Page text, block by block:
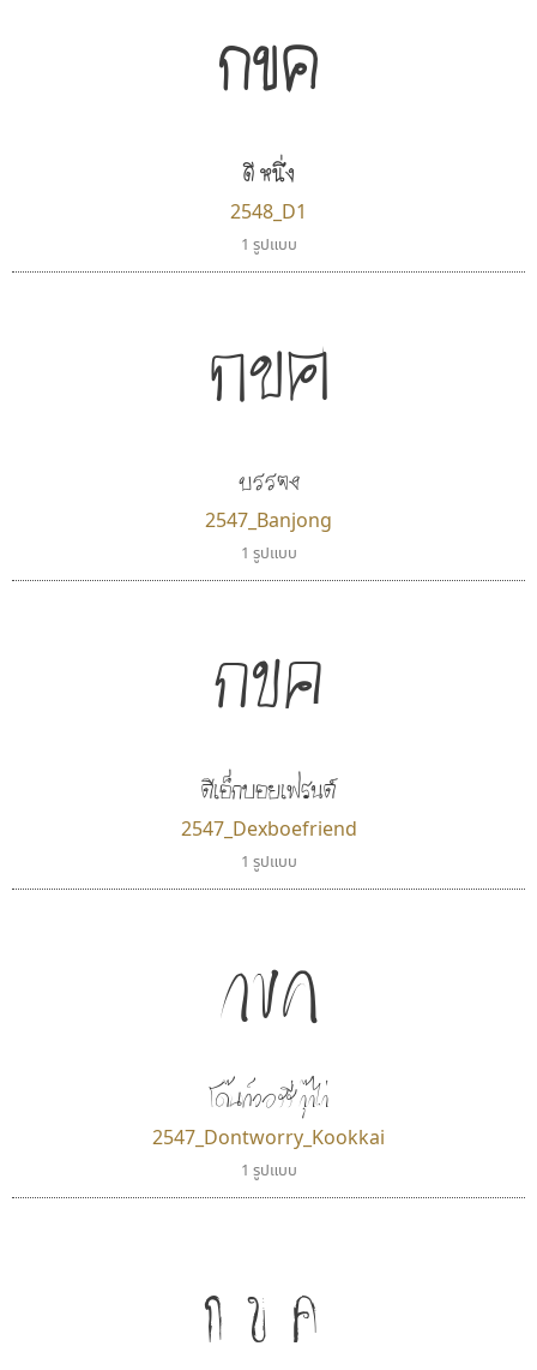
กขค
ดี หนึ่ง
2548_D1
1 รูปแบบ
กขค
บรรจง
2547_Banjong
1 รูปแบบ
กขค
ดีเอ็กบอยเฟรนด์
2547_Dexboefriend
1 รูปแบบ
กขค
โด๊นท์วอรรี่ กุ๊กไก่
2547_Dontworry_Kookkai
1 รูปแบบ
กขค